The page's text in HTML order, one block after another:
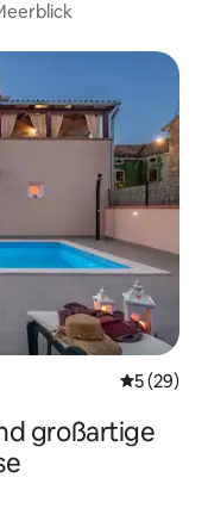
5 (29)
großartige